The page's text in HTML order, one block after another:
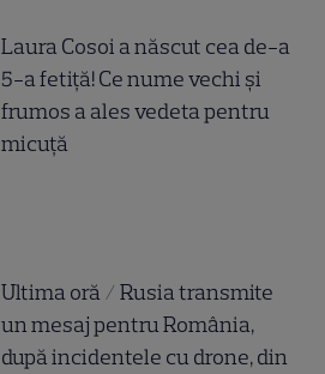
Laura Cosoi a născut cea de-a
5-a fetiță! Ce nume vechi și
frumos a ales vedeta pentru
micuță
Ultima oră / Rusia transmite
un mesaj pentru România,
după incidentele cu drone, din